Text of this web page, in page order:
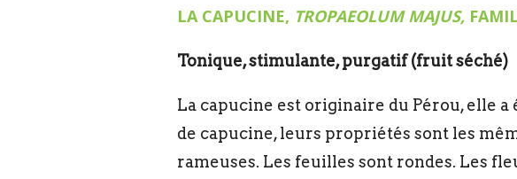
LA CAPUCINE, TROPAEOLUM MAJUS,
Tonique, stimulante, purgatif (fruit séché)
La capucine est originaire du Pérou, elle
de capucine, leurs propriétés sont les
rameuses. Les feuilles sont rondes. Les